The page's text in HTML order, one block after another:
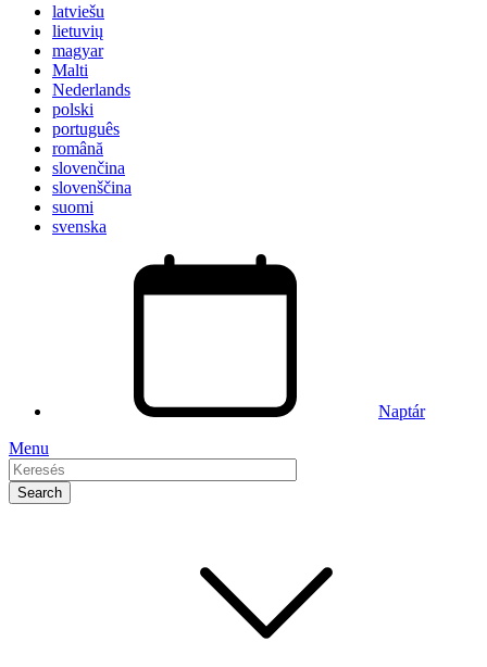
latviešu
lietuvių
magyar
Malti
Nederlands
polski
português
română
slovenčina
slovenščina
suomi
svenska
Naptár
Menu
Keresés